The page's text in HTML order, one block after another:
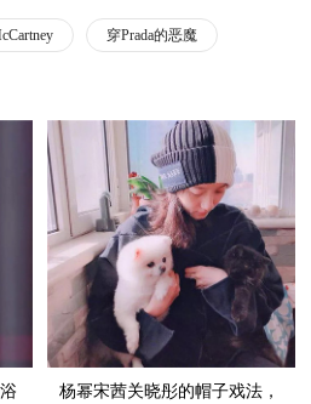
穿Prada的恶魔
杨幂宋茜关晓彤的帽子戏法，